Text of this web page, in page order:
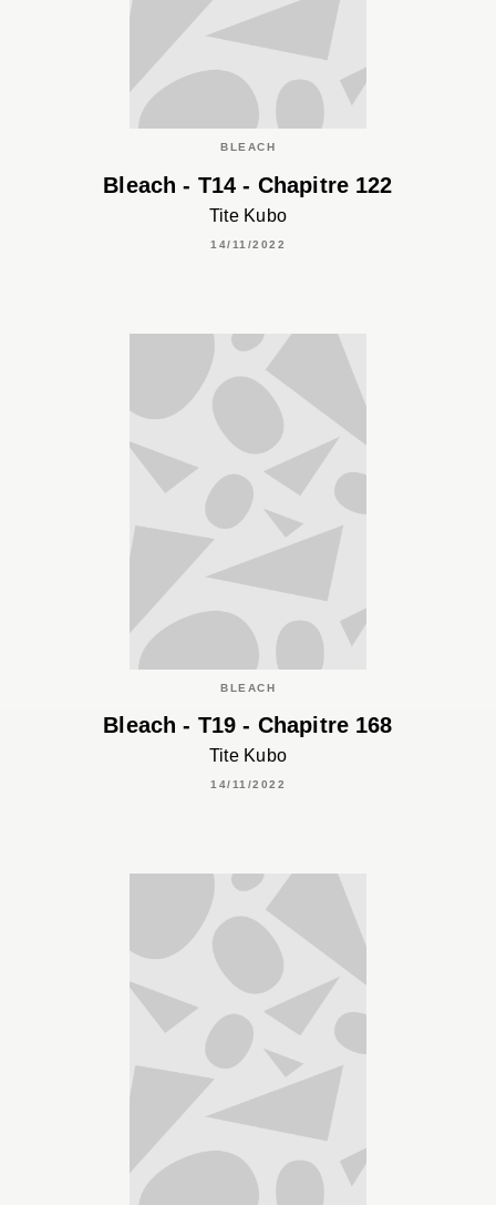
BLEACH
Bleach - T14 - Chapitre 122
Tite Kubo
14/11/2022
BLEACH
Bleach - T19 - Chapitre 168
Tite Kubo
14/11/2022